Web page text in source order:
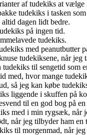
af tudekiks at vælge
tudekiks i tasken
dagen lidt bedre.
på ingen tid.
tudekiks.
med peanutbutter
tudekiksene, når jeg
til sengetid som
med, hvor mange
så jeg kan købe
liggende i skuffen på
til en god bog på
med i min rygsæk, når
når jeg tilbyder ham
til morgenmad, når